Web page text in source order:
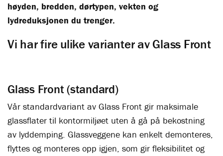
høyden, bredden, dørtypen, vekten og
lydreduksjonen du trenger.
Vi har fire ulike varianter av Glass Front
Glass Front (standard)
Vår standardvariant av Glass Front gir maksimale
glassflater til kontormiljøet uten å gå på bekostning
av lyddemping. Glassveggene kan enkelt demonteres,
flyttes og monteres opp igjen, som gir fleksibilitet og